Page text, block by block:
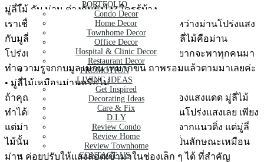
PORTFOLIO
Condo Decor
Home Decor
Townhome Decor
Office Decor
Hospital & Clinic Decor
Restaurant Decor
PROMOTION
LIVING IDEAS
Get Inspired
Decorating Ideas
Care & Fix
D.I.Y
Review Condo
Review Home
Review Townhome
CONTACT US
มู่ลี่ไม้ กับ ม่าน ต่างกันยังไง? ใครรู้บ้าง
เราเชื่อว่าต้องมีหลายคนจำสับสนแน่เลย ระหว่างม่านโปร่งแสง
กับมูลี่ไม้ บางคนอาจจะเข้าใจผิดด้วยซ้ำว่ามูลี่ไม้คือม่าน
โปร่งแสง ซึ่งจริง ๆ แล้วไม่ใช่เลยค่ะ เราจึงอยากจะพาทุกคนมา
ทำความรู้จักกับมูลี่ไม้กันให้มากขึ้น ถ้าพร้อมแล้วตามมาเลยค่ะ
• มู่ลี่ไม้เหมือนม่านหรือไม่
ถ้าคุณสมบัติของม่านคือการบังแสงแดด กรองแสงแดด มู่ลี่ไม้
ทำได้เช่นกันค่ะ หลักการใช้งานคล้ายกับม่านโปร่งแสงเลย เพียง
แต่ม่านโปร่งแสงจะบังคับทิศทางการเปิดปิดจากแนวดิ่ง แต่มู่ลี่
ไม้นั้นบังคับตามแนวขวาง โดยจะแผ่นไม้ที่เป็นลักษณะเหมือน
ม่าน ค่อยปรับให้แสงลอดเข้ามาในช่องเล็ก ๆ ได้ ที่สำคัญ